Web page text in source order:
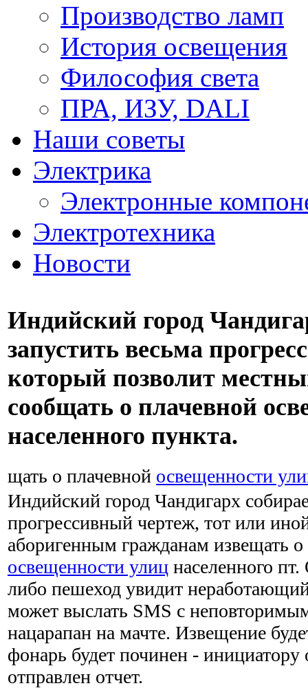
Производство ламп
История освещения
Философия света
ПРА, ИЗУ, DALI
Наши советы
Электрика
Электронные
Электротехника
Новости
Индийский город
запустить весьма
который позволит
сообщать о плачевной
населенного пункта.
щать о плачевной освещенности
Индийский город Чандигарх
прогрессивный чертеж, тот или
аборигенным гражданам извещать о
освещенности улиц населенного
либо пешеход увидит
может выслать SMS с
нацарапан на мачте. Извещение
фонарь будет починен - инициатору
отправлен отчет.